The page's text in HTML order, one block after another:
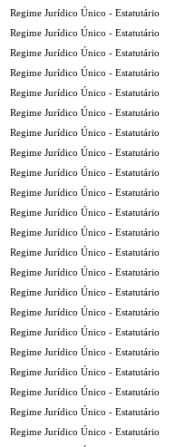
Regime Jurídico Único - Estatutário
Regime Jurídico Único - Estatutário
Regime Jurídico Único - Estatutário
Regime Jurídico Único - Estatutário
Regime Jurídico Único - Estatutário
Regime Jurídico Único - Estatutário
Regime Jurídico Único - Estatutário
Regime Jurídico Único - Estatutário
Regime Jurídico Único - Estatutário
Regime Jurídico Único - Estatutário
Regime Jurídico Único - Estatutário
Regime Jurídico Único - Estatutário
Regime Jurídico Único - Estatutário
Regime Jurídico Único - Estatutário
Regime Jurídico Único - Estatutário
Regime Jurídico Único - Estatutário
Regime Jurídico Único - Estatutário
Regime Jurídico Único - Estatutário
Regime Jurídico Único - Estatutário
Regime Jurídico Único - Estatutário
Regime Jurídico Único - Estatutário
Regime Jurídico Único - Estatutário